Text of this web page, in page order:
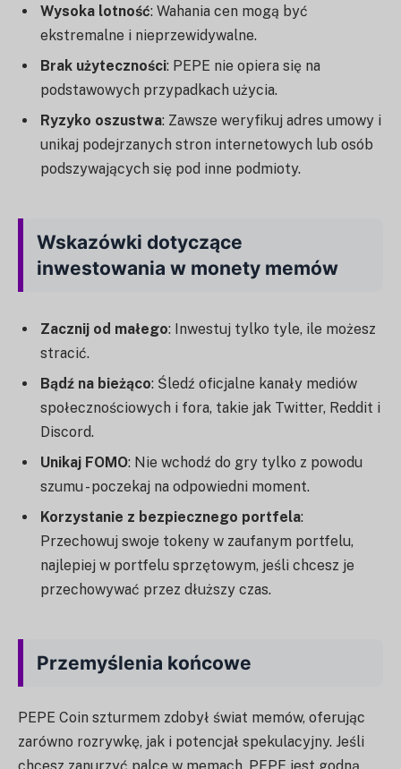
Wysoka lotność: Wahania cen mogą być
ekstremalne i nieprzewidywalne.
Brak użyteczności: PEPE nie opiera się na
podstawowych przypadkach użycia.
Ryzyko oszustwa: Zawsze weryfikuj adres umowy i
unikaj podejrzanych stron internetowych lub osób
podszywających się pod inne podmioty.
Wskazówki dotyczące
inwestowania w monety memów
Zacznij od małego: Inwestuj tylko tyle, ile możesz
stracić.
Bądź na bieżąco: Śledź oficjalne kanały mediów
społecznościowych i fora, takie jak Twitter, Reddit i
Discord.
Unikaj FOMO: Nie wchodź do gry tylko z powodu
szumu - poczekaj na odpowiedni moment.
Korzystanie z bezpiecznego portfela:
Przechowuj swoje tokeny w zaufanym portfelu,
najlepiej w portfelu sprzętowym, jeśli chcesz je
przechowywać przez dłuższy czas.
Przemyślenia końcowe
PEPE Coin szturmem zdobył świat memów, oferując
zarówno rozrywkę, jak i potencjał spekulacyjny. Jeśli